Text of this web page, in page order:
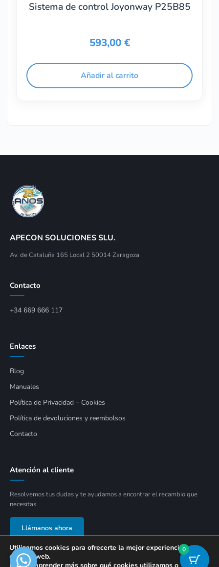
Sistema de control Joyonway P25B85
593,00 €
Añadir al carrito
APECON SOLUCIONES SLU.
Av. de Cataluña 165 Local 2 50014 Zaragoza
Contacto
+34 669 666 117
Enlaces
Blog
Manuales
Política de Privacidad – Cookies
Política de devoluciones y reembolsos
Contacto
Atención al cliente
Resolvemos tus dudas y te ayudamos a encontrar el recambio que
necesitas.
Llámanos ahora
Utilizamos cookies para ofrecerte la mejor experiencia en
nuestra web.
0